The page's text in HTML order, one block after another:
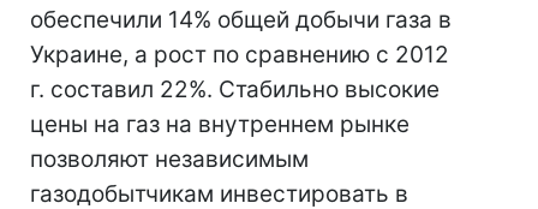
обеспечили 14% общей добычи газа в
Украине, а рост по сравнению с 2012
г. составил 22%. Стабильно высокие
цены на газ на внутреннем рынке
позволяют независимым
газодобытчикам инвестировать в